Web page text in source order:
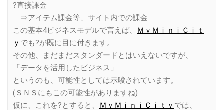
?直接課金
⇒アイテム課金等、サイト内での課金
この基本4ビジネスモデルで言えば、
ＭｙＭｉｎｉＣｉｔ
ｙ でも?が既に目に付きます。
その他、まだまだスタンダードとはいえないですが、
「データを活用したビジネス」
というのも、可能性としては示唆されています。
(ＳＮＳにもこの可能性がありますね)
仮に、これを?とすると、
ＭｙＭｉｎｉＣｉｔｙ では、